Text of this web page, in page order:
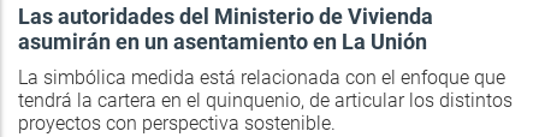
Las autoridades del Ministerio de Vivienda
asumirán en un asentamiento en La Unión
La simbólica medida está relacionada con el enfoque que
tendrá la cartera en el quinquenio, de articular los distintos
proyectos con perspectiva sostenible.